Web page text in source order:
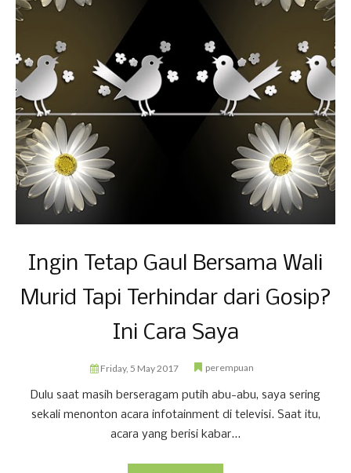
Ingin Tetap Gaul Bersama Wali
Murid Tapi Terhindar dari Gosip?
Ini Cara Saya
Friday, 5 May 2017 perempuan
Dulu saat masih berseragam putih abu-abu, saya sering
sekali menonton acara infotainment di televisi. Saat itu,
acara yang berisi kabar...